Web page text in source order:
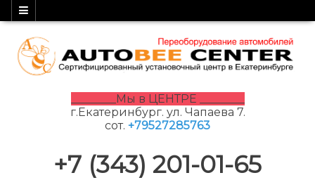
________Мы в ЦЕНТРЕ ________
г.Екатеринбург. ул. Чапаева 7.
сот. +79527285763
+7 (343) 201-01-65